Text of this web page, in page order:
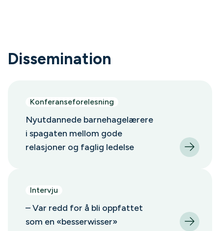
Dissemination
Konferanseforelesning
Nyutdannede barnehagelærere
i spagaten mellom ​gode
relasjoner og faglig ledelse
Intervju
– Var redd for å bli oppfattet
som en «besserwisser»